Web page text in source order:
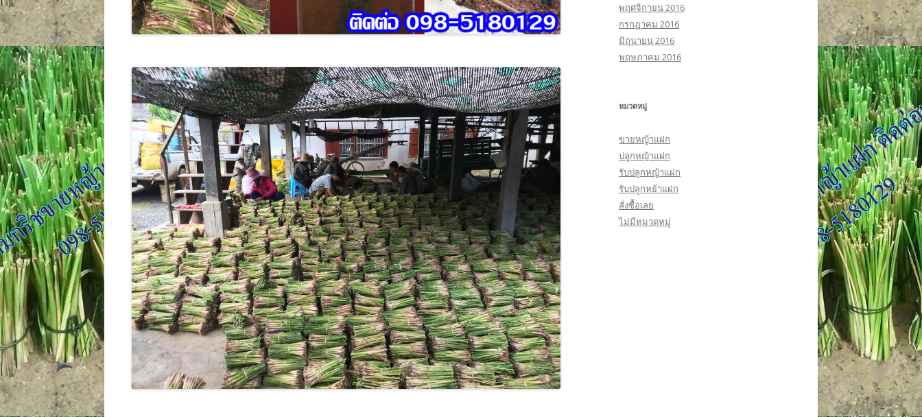
พฤศจิกายน 2016
กรกฎาคม 2016
มิถุนายน 2016
พฤษภาคม 2016
หมวดหมู่
ขายหญ้าแฝก
ปลูกหญ้าแฝก
รับปลูกหญ้าแฝก
รับปลูกหย้าแฝก
สั่งซื้อเลย
ไม่มีหมวดหมู่